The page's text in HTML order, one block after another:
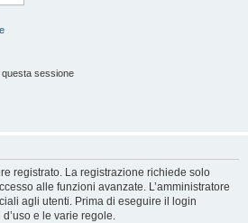
sessione
registrato. La registrazione richiede solo
alle funzioni avanzate. L’amministratore
agli utenti. Prima di eseguire il login
e le varie regole.